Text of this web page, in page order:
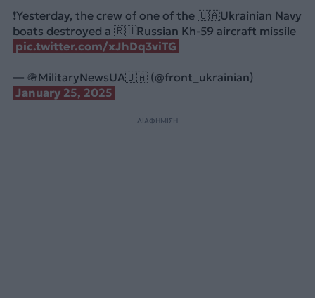
❗️Yesterday, the crew of one of the 🇺🇦Ukrainian Navy
boats destroyed a 🇷🇺Russian Kh-59 aircraft missile
pic.twitter.com/xJhDq3viTG
— 🪖MilitaryNewsUA🇺🇦 (@front_ukrainian)
January 25, 2025
ΔΙΑΦΗΜΙΣΗ